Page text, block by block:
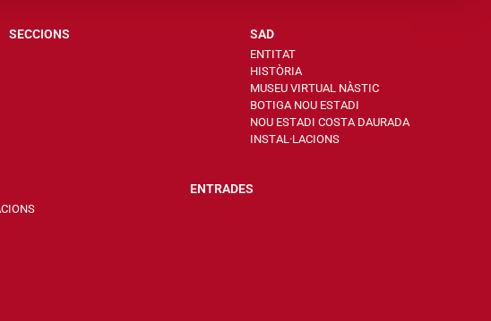
SECCIONS SAD
ENTITAT
HISTÒRIA
MUSEU VIRTUAL NÀSTIC
BOTIGA NOU ESTADI
NOU ESTADI COSTA DAURADA
INSTAL·LACIONS
ENTRADES